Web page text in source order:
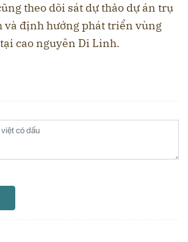
theo dõi sát dự thảo dự án trụ
và định hướng phát triển vùng
cao nguyên Di Linh.